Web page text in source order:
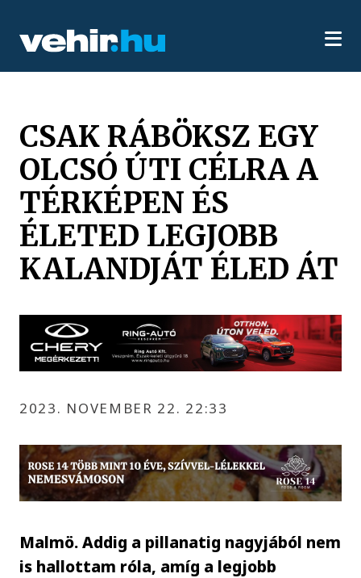
CSAK RÁBÖKSZ EGY
OLCSÓ ÚTI CÉLRA A
TÉRKÉPEN ÉS
ÉLETED LEGJOBB
KALANDJÁT ÉLED ÁT
2023. NOVEMBER 22. 22:33
Malmö. Addig a pillanatig nagyjából nem
is hallottam róla, amíg a legjobb